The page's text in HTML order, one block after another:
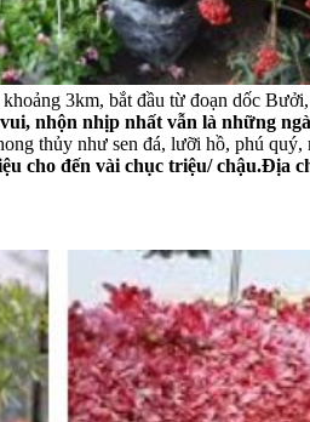
3km, bắt đầu từ đoạn dốc
nhộn nhịp nhất vẫn là những
thủy như sen đá, lưỡi hồ, phú
cho đến vài chục triệu/ chậu.Địa